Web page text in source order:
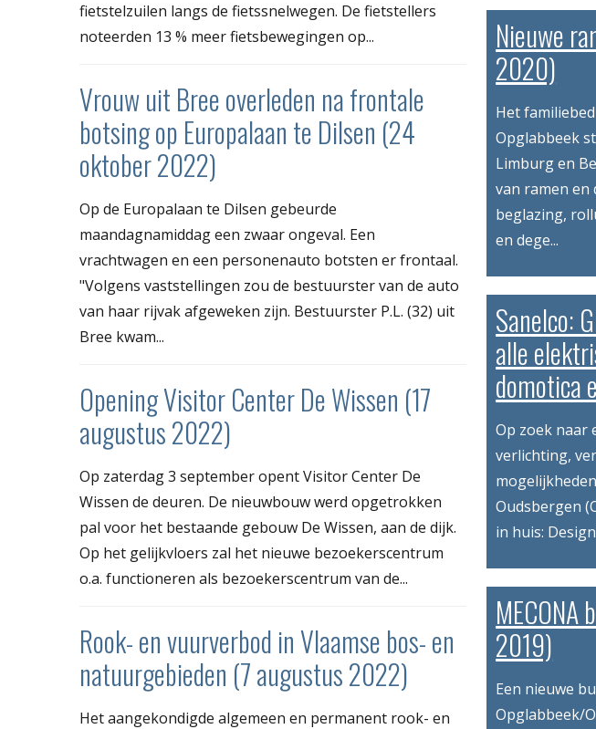
fietstelzuilen langs de fietssnelwegen. De fietstellers
noteerden 13 % meer fietsbewegingen op...
Vrouw uit Bree overleden na frontale
botsing op Europalaan te Dilsen (24
oktober 2022)
Op de Europalaan te Dilsen gebeurde
maandagnamiddag een zwaar ongeval. Een
vrachtwagen en een personenauto botsten er frontaal.
"Volgens vaststellingen zou de bestuurster van de auto
van haar rijvak afgeweken zijn. Bestuurster P.L. (32) uit
Bree kwam...
Opening Visitor Center De Wissen (17
augustus 2022)
Op zaterdag 3 september opent Visitor Center De
Wissen de deuren. De nieuwbouw werd opgetrokken
pal voor het bestaande gebouw De Wissen, aan de dijk.
Op het gelijkvloers zal het nieuwe bezoekerscentrum
o.a. functioneren als bezoekerscentrum van de...
Rook- en vuurverbod in Vlaamse bos- en
natuurgebieden (7 augustus 2022)
Het aangekondigde algemeen en permanent rook- en
Nieuwe
2020)
Het
Opglabbeek
Limburg en
van ramen en
beglazing,
en dege...
Sanelco:
alle
domotica
Op zoek naar
verlichting,
Oudsbergen
in huis:
2019)
Een nieuwe
Opglabbeek/